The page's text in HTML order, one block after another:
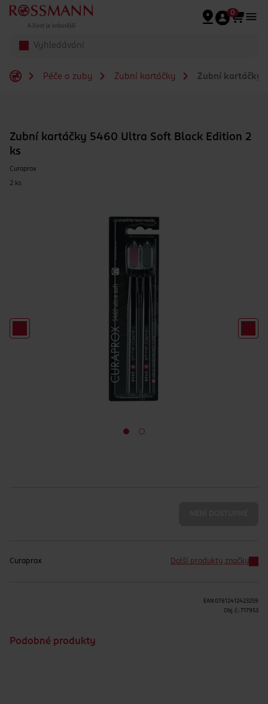
Přeskočit na hlavmní obsah
0
Péče o zuby Zubní kartáčky Zubní kartáčky
Zubní kartáčky 5460 Ultra Soft Black Edition 2
ks
Curaprox
2 ks
Curaprox Další produkty značky
EAN 07612412423259
Obj. č.: 717953
Podobné produkty